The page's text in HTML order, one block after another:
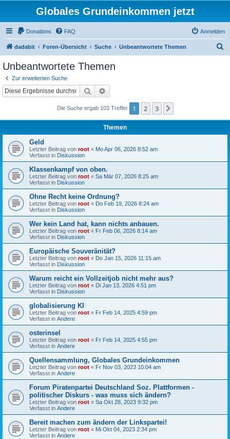
Globales Grundeinkommen jetzt
Donations FAQ Anmelden
dadabit Foren-Übersicht Suche Unbeantwortete Themen
Unbeantwortete Themen
Zur erweiterten Suche
Suche
Die Suche ergab 103 Treffer 1 2 3
Themen
Geld
Letzter Beitrag von root « Mo Apr 06, 2026 8:52 am
Verfasst in Diskussion
Klassenkampf von oben.
Letzter Beitrag von root « Sa Mär 07, 2026 8:25 am
Verfasst in Diskussion
Ohne Recht keine Ordnung?
Letzter Beitrag von root « Do Feb 19, 2026 8:24 am
Verfasst in Diskussion
Wer kein Land hat, kann nichts anbauen.
Letzter Beitrag von root « Fr Feb 06, 2026 8:14 am
Verfasst in Diskussion
Europäische Souveränität?
Letzter Beitrag von root « Do Jan 15, 2026 11:15 am
Verfasst in Diskussion
Warum reicht ein Vollzeitjob nicht mehr aus?
Letzter Beitrag von root « Di Jan 13, 2026 4:51 pm
Verfasst in Diskussion
globalisierung KI
Letzter Beitrag von root « Fr Feb 14, 2025 4:59 pm
Verfasst in Andere
osterinsel
Letzter Beitrag von root « Fr Feb 14, 2025 4:55 pm
Verfasst in Andere
Quellensammlung, Globales Grundeinkommen
Letzter Beitrag von root « Fr Nov 03, 2023 10:04 am
Verfasst in Andere
Forum Piratenpartei Deutschland Soz. Plattformen -
politischer Diskurs - was muss sich ändern?
Letzter Beitrag von root « Sa Okt 28, 2023 9:32 pm
Verfasst in Andere
Bereit machen zum ändern der Linkspartei!
Letzter Beitrag von root « Mi Okt 04, 2023 2:34 pm
Verfasst in Andere